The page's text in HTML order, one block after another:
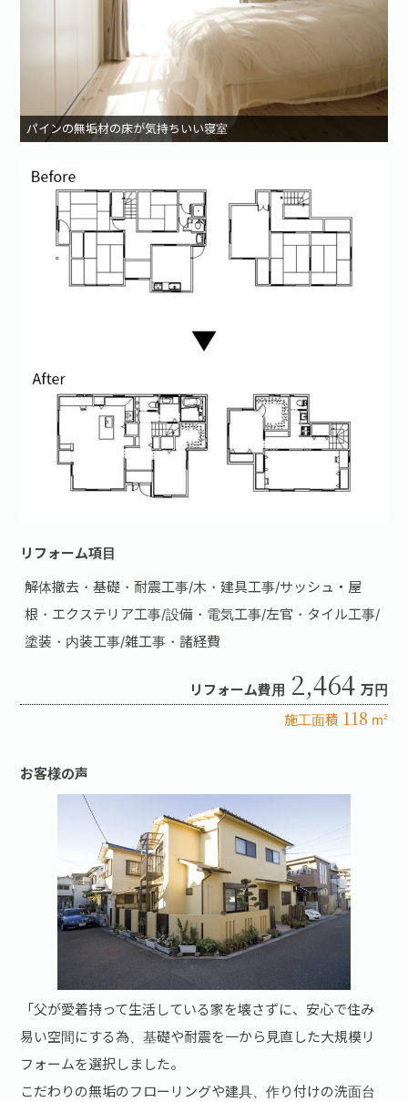
パインの無垢材の床が気持ちいい寝室
リフォーム項目
解体撤去・基礎・耐震工事/木・建具工事/サッシュ・屋
根・エクステリア工事/設備・電気工事/左官・タイル工事/
塗装・内装工事/雑工事・諸経費
リフォーム費用 2,464 万円
施工面積 118 m2
お客様の声
「父が愛着持って生活している家を壊さずに、安心で住み
易い空間にする為、基礎や耐震を一から見直した大規模リ
フォームを選択しました。
こだわりの無垢のフローリングや建具、作り付けの洗面台